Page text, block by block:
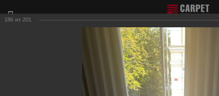
+7(495) 981-65-77
186 из 201